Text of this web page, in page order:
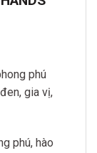
phú
gia vị,
phú, hào